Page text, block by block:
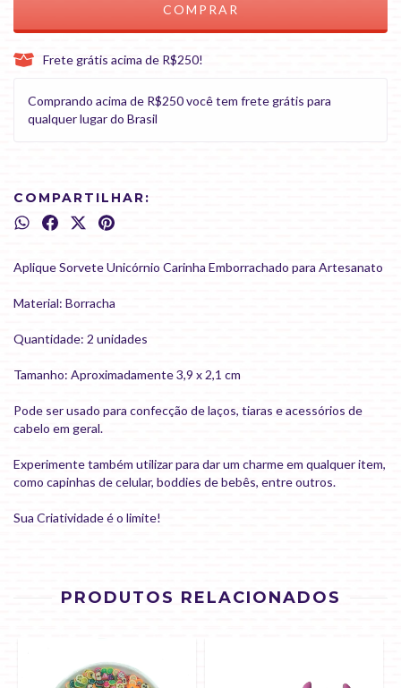
Frete grátis acima de R$250!
Comprando acima de R$250 você tem frete grátis para
qualquer lugar do Brasil
COMPARTILHAR:
Aplique Sorvete Unicórnio Carinha Emborrachado para Artesanato
Material: Borracha
Quantidade: 2 unidades
Tamanho: Aproximadamente 3,9 x 2,1 cm
Pode ser usado para confecção de laços, tiaras e acessórios de
cabelo em geral.
Experimente também utilizar para dar um charme em qualquer item,
como capinhas de celular, boddies de bebês, entre outros.
Sua Criatividade é o limite!
PRODUTOS RELACIONADOS